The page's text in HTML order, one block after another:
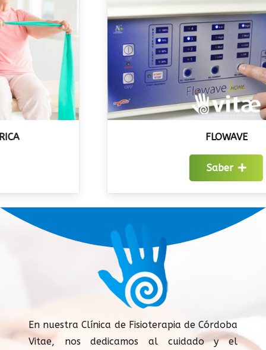
En nuestra Clínica de Fisioterapia de Córdoba
Vitae, nos dedicamos al cuidado y el